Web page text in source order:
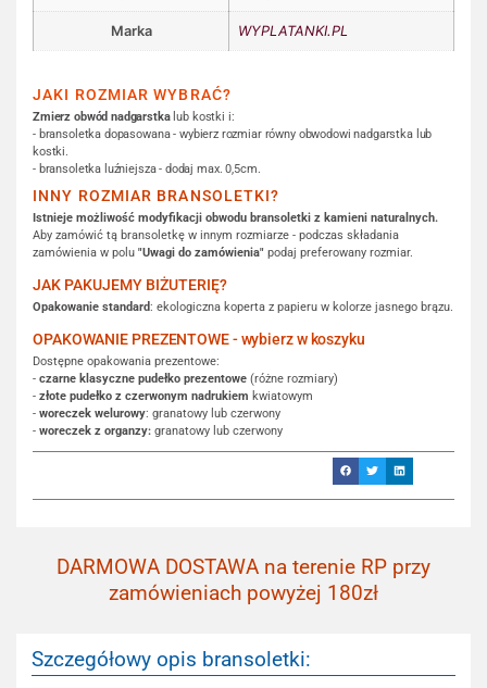
Marka WYPLATANKI.PL
JAKI ROZMIAR WYBRAĆ?
Zmierz obwód nadgarstkalub kostki i:
- bransoletka dopasowana - wybierz rozmiar równy obwodowi nadgarstka lub
kostki.
- bransoletka luźniejsza - dodaj max. 0,5cm.
INNY ROZMIAR BRANSOLETKI?
Istnieje możliwość modyfikacji obwodu bransoletki z kamieni naturalnych.
Aby zamówić tą bransoletkę w innym rozmiarze - podczas składania
zamówienia w polu "Uwagi do zamówienia" podaj preferowany rozmiar.
JAK PAKUJEMY BIŻUTERIĘ?
Opakowanie standard: ekologiczna koperta z papieru w kolorze jasnego brązu.
OPAKOWANIE PREZENTOWE - wybierz w koszyku
Dostępne opakowania prezentowe:
- czarne klasyczne pudełko prezentowe (różne rozmiary)
- złote pudełko z czerwonym nadrukiem kwiatowym
- woreczek welurowy: granatowy lub czerwony
- woreczek z organzy: granatowy lub czerwony
DARMOWA DOSTAWA na terenie RP przy
zamówieniach powyżej 180zł
Szczegółowy opis bransoletki: